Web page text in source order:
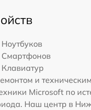
Ноутбуков
Смартфонов
Клавиатур
и техническим
Microsoft по
Наш центр в